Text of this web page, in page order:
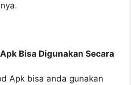
Bisa Digunakan Secara
Apk bisa anda gunakan